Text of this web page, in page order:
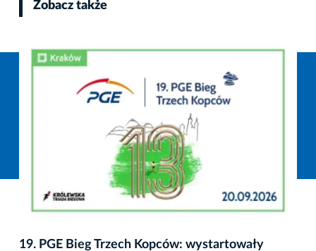
Zobacz także
19. PGE Bieg Trzech Kopców: wystartowały